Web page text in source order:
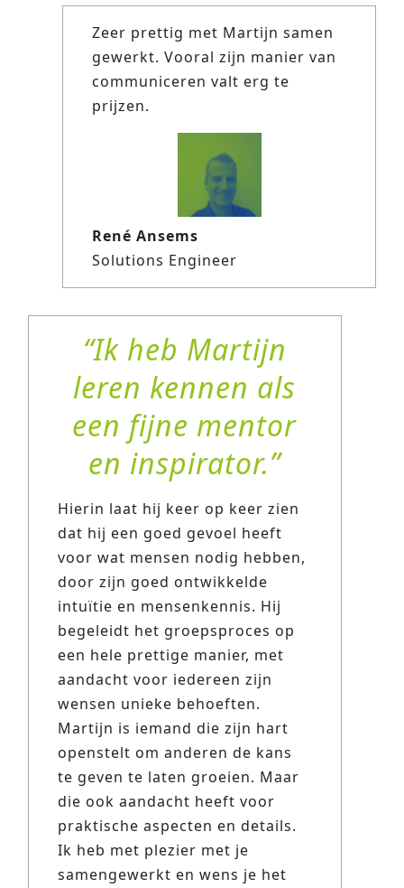
Zeer prettig met Martijn samen
gewerkt. Vooral zijn manier van
communiceren valt erg te
prijzen.
René Ansems
Solutions Engineer
Ik heb Martijn
leren kennen als
een fijne mentor
en inspirator.
Hierin laat hij keer op keer zien
dat hij een goed gevoel heeft
voor wat mensen nodig hebben,
door zijn goed ontwikkelde
intuïtie en mensenkennis. Hij
begeleidt het groepsproces op
een hele prettige manier, met
aandacht voor iedereen zijn
wensen unieke behoeften.
Martijn is iemand die zijn hart
openstelt om anderen de kans
te geven te laten groeien. Maar
die ook aandacht heeft voor
praktische aspecten en details.
Ik heb met plezier met je
samengewerkt en wens je het